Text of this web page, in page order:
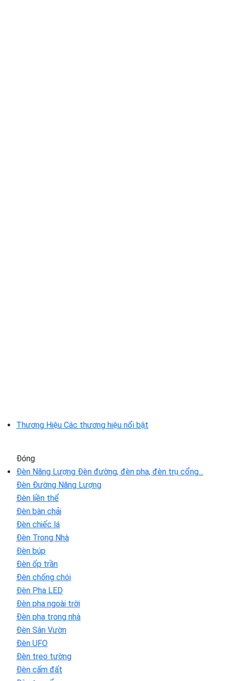
Thương Hiệu Các thương hiệu nổi bật
Đóng
Đèn Năng Lượng Đèn đường, đèn pha, đèn trụ cổng...
Đèn Đường Năng Lượng
Đèn liền thể
Đèn bàn chải
Đèn chiếc lá
Đèn Trong Nhà
Đèn búp
Đèn ốp trần
Đèn chống chói
Đèn Pha LED
Đèn pha ngoài trời
Đèn pha trong nhà
Đèn Sân Vườn
Đèn UFO
Đèn treo tường
Đèn cấm đất